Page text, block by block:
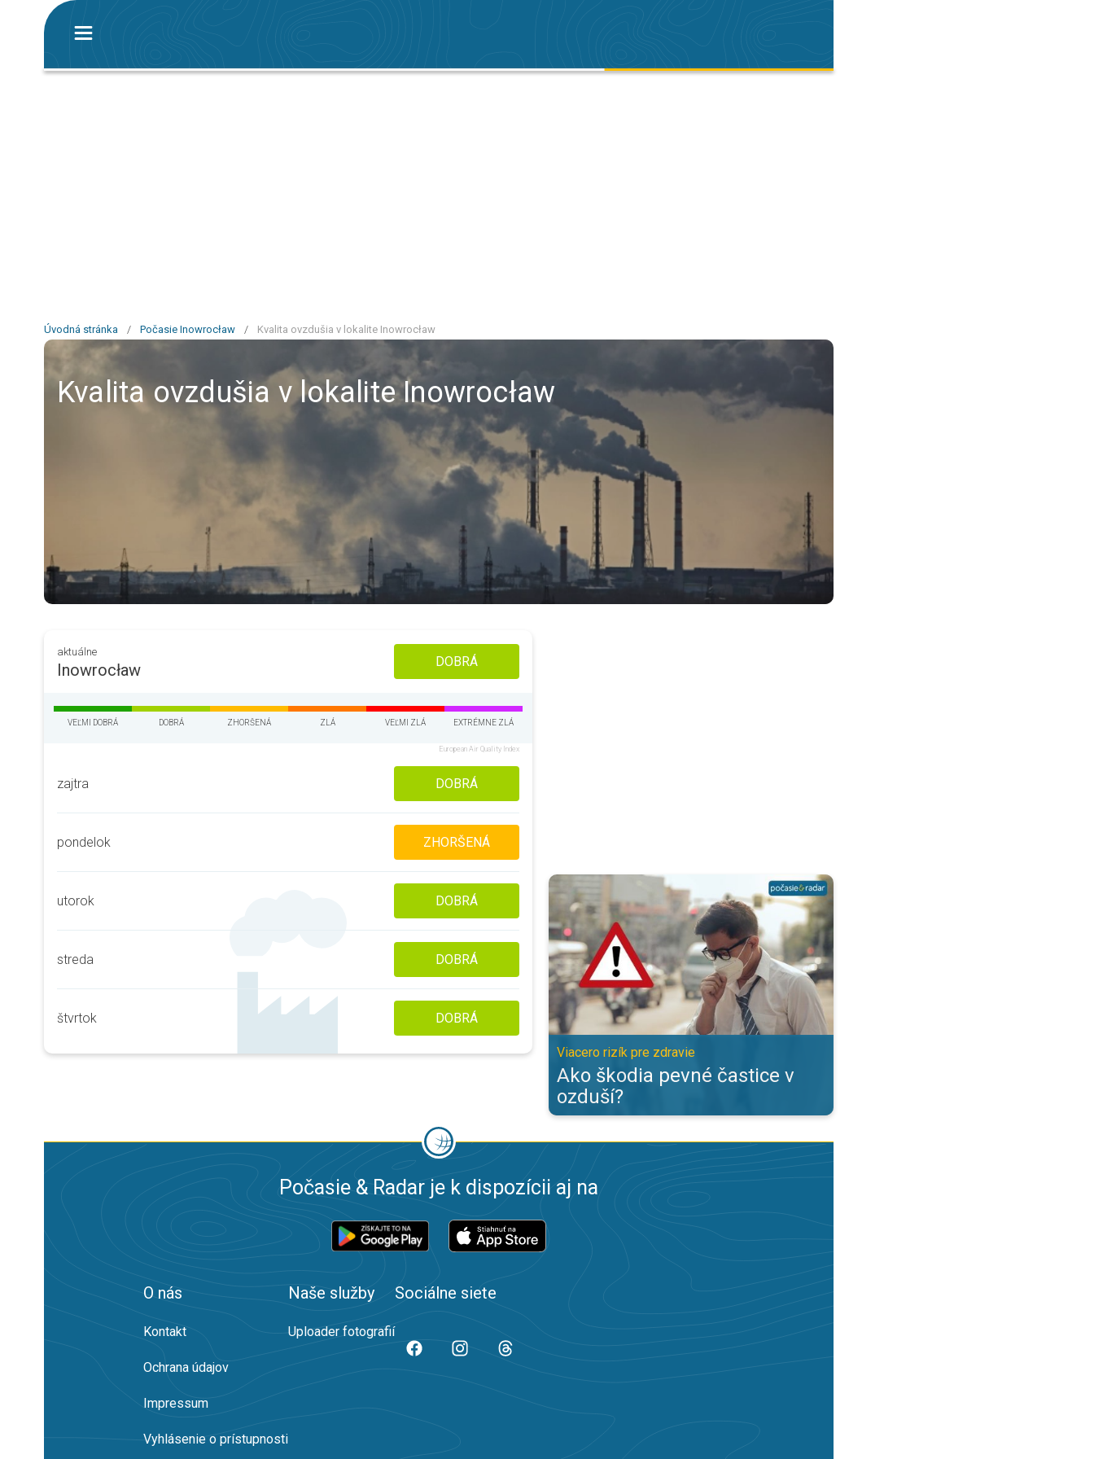
Úvodná stránka / Počasie Inowrocław / Kvalita ovzdušia v lokalite Inowrocław
Kvalita ovzdušia v lokalite Inowrocław
aktuálne
Inowrocław DOBRÁ
VEĽMI DOBRÁ DOBRÁ ZHORŠENÁ ZLÁ VEĽMI ZLÁ EXTRÉMNE ZLÁ
European Air Quality Index
zajtra DOBRÁ
pondelok ZHORŠENÁ
utorok DOBRÁ
streda DOBRÁ
štvrtok DOBRÁ
Ako škodia pevné častice v ozduší?. Viacero rizík pre zdravie. . .
Viacero rizík pre zdravie
Ako škodia pevné častice v
ozduší?
Počasie & Radar je k dispozícii aj na
O nás
Kontakt
Ochrana údajov
Impressum
Vyhlásenie o prístupnosti
Naše služby
Uploader fotografií
Sociálne siete